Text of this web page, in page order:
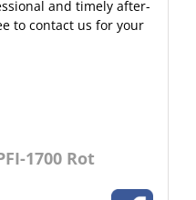
and timely after-
to contactus for your
1700 Rot